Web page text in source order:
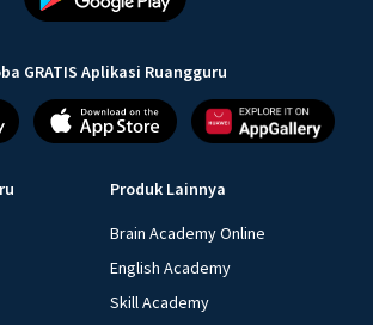
GRATIS Aplikasi Ruangguru
Produk Lainnya
Brain Academy Online
English Academy
Skill Academy